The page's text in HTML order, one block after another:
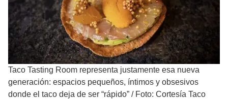
Taco Tasting Room representa justamente esa nueva
generación: espacios pequeños, íntimos y obsesivos
donde el taco deja de ser “rápido” / Foto: Cortesía Taco